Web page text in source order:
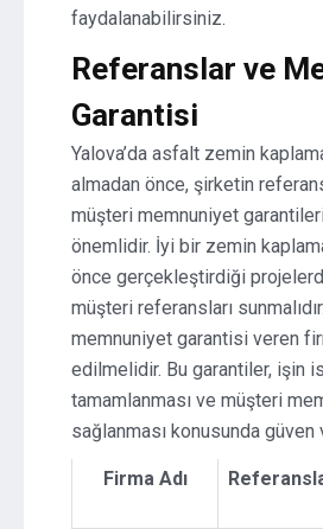
faydalanabilirsiniz.
Referanslar ve
Garantisi
Yalova’da asfalt zemin
almadan önce, şirketin
müşteri memnuniyet
önemlidir. İyi bir zemin
önce gerçekleştirdiği
müşteri referansları
memnuniyet garantisi veren
edilmelidir. Bu garantiler, işin
tamamlanması ve müşteri
sağlanması konusunda güven
Firma Adı